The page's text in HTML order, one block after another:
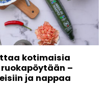
kotimaisia
–
ja nappaa